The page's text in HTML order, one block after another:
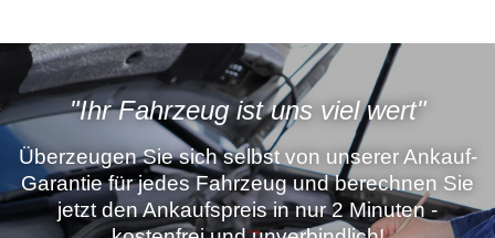
"Ihr Fahrzeug ist uns viel wert"
Überzeugen Sie sich selbst von unserer Ankauf-
Garantie für jedes Fahrzeug und berechnen Sie
jetzt den Ankaufspreis in nur 2 Minuten -